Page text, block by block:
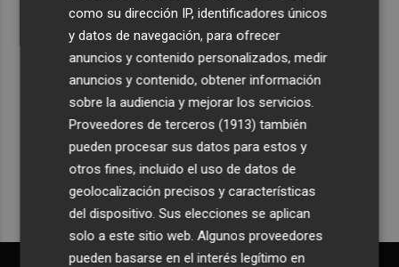
Recibe toda la actualidad de
Plaza Podcast en tu correo
Quiero suscribirme
como su dirección IP, identificadores únicos
y datos de navegación, para ofrecer
anuncios y contenido personalizados, medir
anuncios y contenido, obtener información
sobre la audiencia y mejorar los servicios.
Proveedores de terceros (1913) también
pueden procesar sus datos para estos y
otros fines, incluido el uso de datos de
geolocalización precisos y características
del dispositivo. Sus elecciones se aplican
solo a este sitio web. Algunos proveedores
pueden basarse en el interés legítimo en